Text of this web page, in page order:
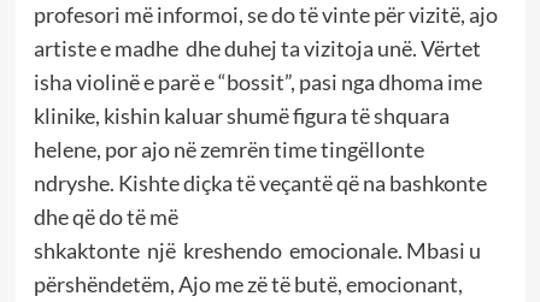
profesori më informoi, se do të vinte për vizitë, ajo
artiste e madhe dhe duhej ta vizitoja unë. Vërtet
isha violinë e parë e “bossit”, pasi nga dhoma ime
klinike, kishin kaluar shumë figura të shquara
helene, por ajo në zemrën time tingëllonte
ndryshe. Kishte diçka të veçantë që na bashkonte
dhe që do të më
shkaktonte një kreshendo emocionale. Mbasi u
përshëndetëm, Ajo me zë të butë, emocionant,